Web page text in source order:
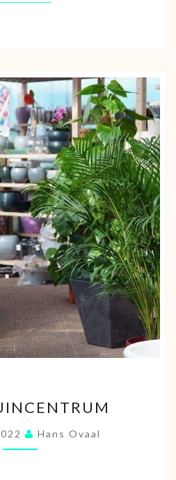
TUINCENTRUM
Hans Ovaal